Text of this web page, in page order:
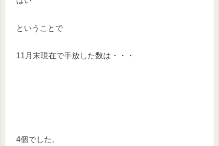
ということで
11月末現在で手放した数は・・・
4個でした。